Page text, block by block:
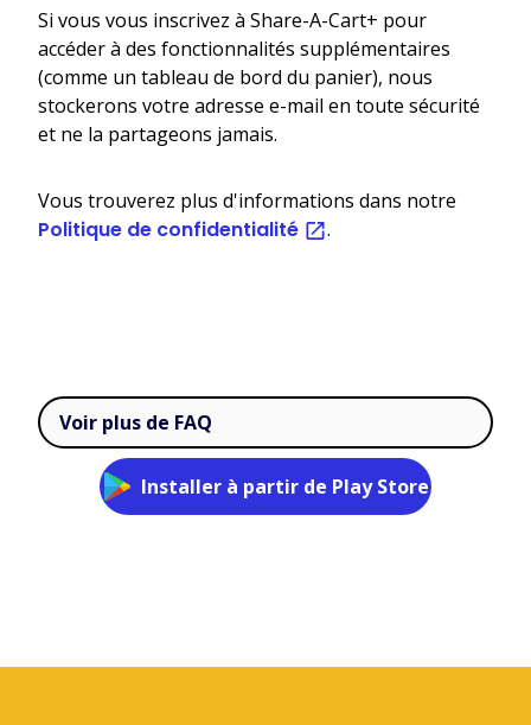
Si vous vous inscrivez à Share-A-Cart+ pour
accéder à des fonctionnalités supplémentaires
(comme un tableau de bord du panier), nous
stockerons votre adresse e-mail en toute sécurité
et ne la partageons jamais.
Vous trouverez plus d'informations dans notre
Politique de confidentialité .
Voir plus de FAQ
Installer à partir de Play Store